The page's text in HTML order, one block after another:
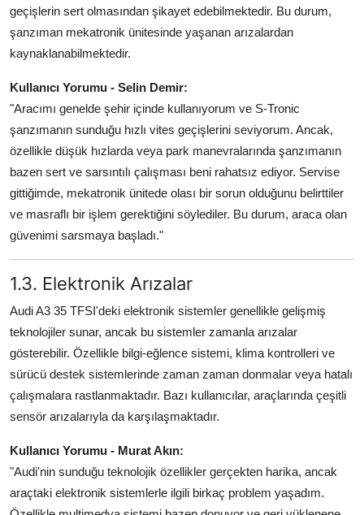
geçişlerin sert olmasından şikayet edebilmektedir. Bu durum,
şanzıman mekatronik ünitesinde yaşanan arızalardan
kaynaklanabilmektedir.
Kullanıcı Yorumu - Selin Demir:
"Aracımı genelde şehir içinde kullanıyorum ve S-Tronic
şanzımanın sunduğu hızlı vites geçişlerini seviyorum. Ancak,
özellikle düşük hızlarda veya park manevralarında şanzımanın
bazen sert ve sarsıntılı çalışması beni rahatsız ediyor. Servise
gittiğimde, mekatronik ünitede olası bir sorun olduğunu belirttiler
ve masraflı bir işlem gerektiğini söylediler. Bu durum, araca olan
güvenimi sarsmaya başladı."
1.3. Elektronik Arızalar
Audi A3 35 TFSI'deki elektronik sistemler genellikle gelişmiş
teknolojiler sunar, ancak bu sistemler zamanla arızalar
gösterebilir. Özellikle bilgi-eğlence sistemi, klima kontrolleri ve
sürücü destek sistemlerinde zaman zaman donmalar veya hatalı
çalışmalara rastlanmaktadır. Bazı kullanıcılar, araçlarında çeşitli
sensör arızalarıyla da karşılaşmaktadır.
Kullanıcı Yorumu - Murat Akın:
"Audi'nin sunduğu teknolojik özellikler gerçekten harika, ancak
araçtaki elektronik sistemlerle ilgili birkaç problem yaşadım.